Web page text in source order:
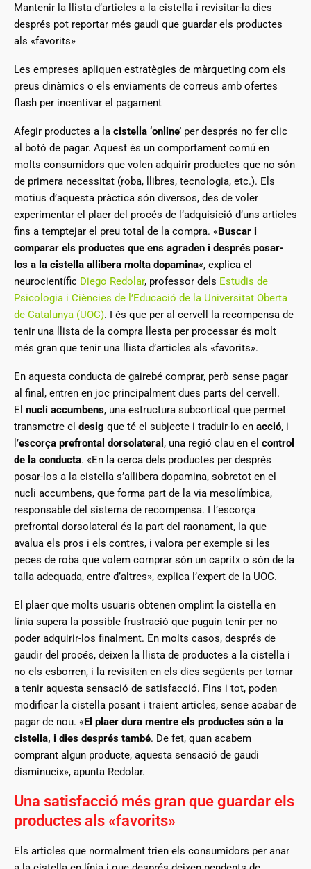
Mantenir la llista d’articles a la cistella i revisitar-la dies
després pot reportar més gaudi que guardar els productes
als «favorits»
Les empreses apliquen estratègies de màrqueting com els
preus dinàmics o els enviaments de correus amb ofertes
flash per incentivar el pagament
Afegir productes a la cistella ‘online’ per després no fer clic
al botó de pagar. Aquest és un comportament comú en
molts consumidors que volen adquirir productes que no són
de primera necessitat (roba, llibres, tecnologia, etc.). Els
motius d’aquesta pràctica són diversos, des de voler
experimentar el plaer del procés de l’adquisició d’uns articles
fins a temptejar el preu total de la compra. «Buscar i
comparar els productes que ens agraden i després posar-
los a la cistella allibera molta dopamina«, explica el
neurocientífic Diego Redolar, professor dels Estudis de
Psicologia i Ciències de l’Educació de la Universitat Oberta
de Catalunya (UOC). I és que per al cervell la recompensa de
tenir una llista de la compra llesta per processar és molt
més gran que tenir una llista d’articles als «favorits».
En aquesta conducta de gairebé comprar, però sense pagar
al final, entren en joc principalment dues parts del cervell.
El nucli accumbens, una estructura subcortical que permet
transmetre el desig que té el subjecte i traduir-lo en acció, i
l’escorça prefrontal dorsolateral , una regió clau en el control
de la conducta. «En la cerca dels productes per després
posar-los a la cistella s’allibera dopamina, sobretot en el
nucli accumbens, que forma part de la via mesolímbica,
responsable del sistema de recompensa. I l’escorça
prefrontal dorsolateral és la part del raonament, la que
avalua els pros i els contres, i valora per exemple si les
peces de roba que volem comprar són un capritx o són de la
talla adequada, entre d’altres», explica l’expert de la UOC.
El plaer que molts usuaris obtenen omplint la cistella en
línia supera la possible frustració que puguin tenir per no
poder adquirir-los finalment. En molts casos, després de
gaudir del procés, deixen la llista de productes a la cistella i
no els esborren, i la revisiten en els dies següents per tornar
a tenir aquesta sensació de satisfacció. Fins i tot, poden
modificar la cistella posant i traient articles, sense acabar de
pagar de nou. «El plaer dura mentre els productes són a la
cistella, i dies després també. De fet, quan acabem
comprant algun producte, aquesta sensació de gaudi
disminueix», apunta Redolar.
Una satisfacció més gran que guardar els
productes als «favorits»
Els articles que normalment trien els consumidors per anar